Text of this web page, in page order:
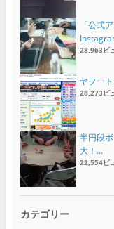
「公式
28,963ビ
ヤフー
28,273ビ
半円段
大！...
22,554ビ
カテゴリー